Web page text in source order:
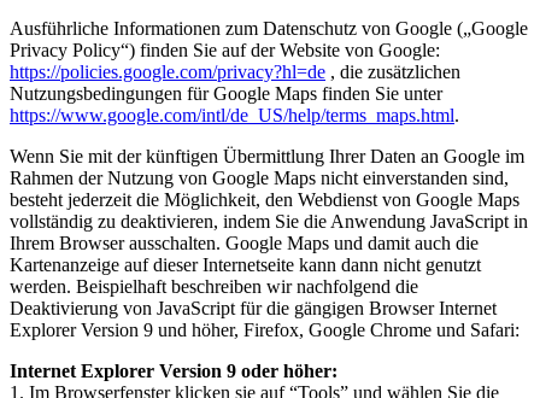
Ausführliche Informationen zum Datenschutz von Google („Google
Privacy Policy“) finden Sie auf der Website von Google:
https://policies.google.com/privacy?hl=de , die zusätzlichen
Nutzungsbedingungen für Google Maps finden Sie unter
https://www.google.com/intl/de_US/help/terms_maps.html.
Wenn Sie mit der künftigen Übermittlung Ihrer Daten an Google im
Rahmen der Nutzung von Google Maps nicht einverstanden sind,
besteht jederzeit die Möglichkeit, den Webdienst von Google Maps
vollständig zu deaktivieren, indem Sie die Anwendung JavaScript in
Ihrem Browser ausschalten. Google Maps und damit auch die
Kartenanzeige auf dieser Internetseite kann dann nicht genutzt
werden. Beispielhaft beschreiben wir nachfolgend die
Deaktivierung von JavaScript für die gängigen Browser Internet
Explorer Version 9 und höher, Firefox, Google Chrome und Safari:
Internet Explorer Version 9 oder höher:
1. Im Browserfenster klicken sie auf “Tools” und wählen Sie die